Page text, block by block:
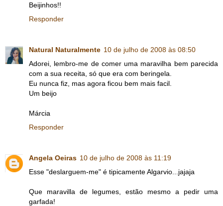
Beijinhos!!
Responder
Natural Naturalmente 10 de julho de 2008 às 08:50
Adorei, lembro-me de comer uma maravilha bem parecida
com a sua receita, só que era com beringela.
Eu nunca fiz, mas agora ficou bem mais facil.
Um beijo
Márcia
Responder
Angela Oeiras 10 de julho de 2008 às 11:19
Esse "deslarguem-me" é tipicamente Algarvio...jajaja
Que maravilla de legumes, estão mesmo a pedir uma
garfada!